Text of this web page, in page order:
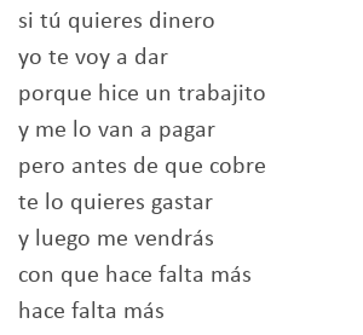
si tú quieres dinero
yo te voy a dar
porque hice un trabajito
y me lo van a pagar
pero antes de que cobre
te lo quieres gastar
y luego me vendrás
con que hace falta más
hace falta más